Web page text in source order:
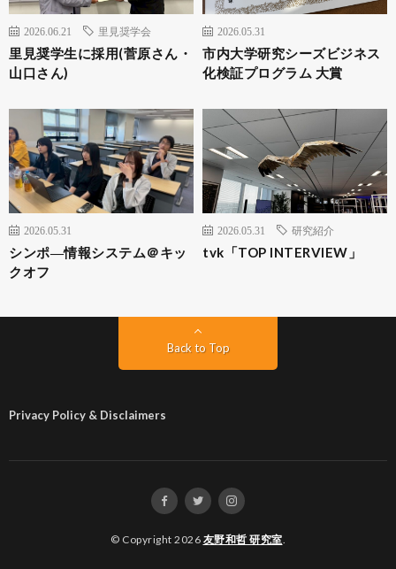
2026.06.21 里見奨学会
里見奨学生に採用(菅原さん・
山口さん)
2026.05.31
市内大学研究シーズビジネス
化検証プログラム 大賞
2026.05.31
シンポ―情報システム＠キッ
クオフ
2026.05.31 研究紹介
tvk「TOP INTERVIEW」
Back to Top
Privacy Policy & Disclaimers
© Copyright 2026 友野和哲 研究室